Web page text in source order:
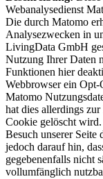
Webanalysedienst
Die durch Matomo
Analysezwecken in
LivingData GmbH
Nutzung Ihrer Daten
Funktionen hier
Webbrowser ein
Matomo
hat dies allerdings
Cookie gelöscht
Besuch unserer
jedoch darauf hin,
gegebenenfalls nicht
vollumfänglich